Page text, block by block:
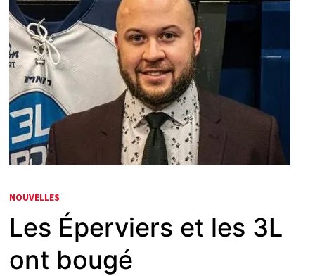
NOUVELLES
Les Éperviers et les 3L
ont bougé